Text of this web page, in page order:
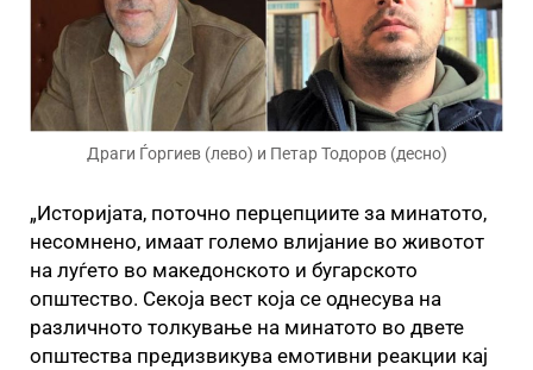
Драги Ѓоргиев (лево) и Петар Тодоров (десно)
„Историјата, поточно перцепциите за минатото,
несомнено, имаат големо влијание во животот
на луѓето во македонското и бугарското
општество. Секоја вест која се однесува на
различното толкување на минатото во двете
општества предизвикува емотивни реакции кај